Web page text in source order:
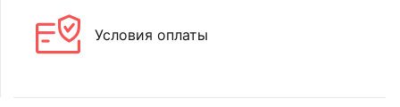
Условия оплаты